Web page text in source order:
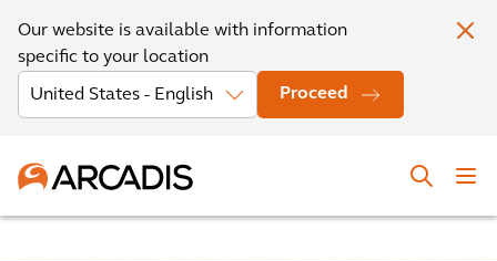
Our website is available with information
specific to your location
Proceed